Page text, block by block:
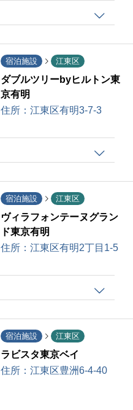
宿泊施設 江東区
ダブルツリーbyヒルトン東
京有明
住所： 江東区有明3-7-3
宿泊施設 江東区
ヴィラフォンテーヌグラン
ド東京有明
住所： 江東区有明2丁目1-5
宿泊施設 江東区
ラビスタ東京ベイ
住所： 江東区豊洲6-4-40